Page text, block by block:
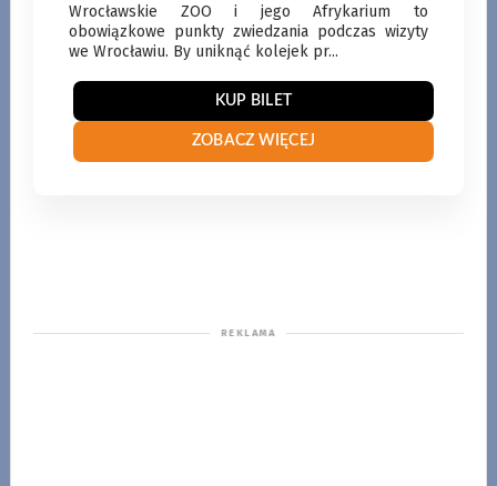
Wrocławskie ZOO i jego Afrykarium to
obowiązkowe punkty zwiedzania podczas wizyty
we Wrocławiu. By uniknąć kolejek pr...
KUP BILET